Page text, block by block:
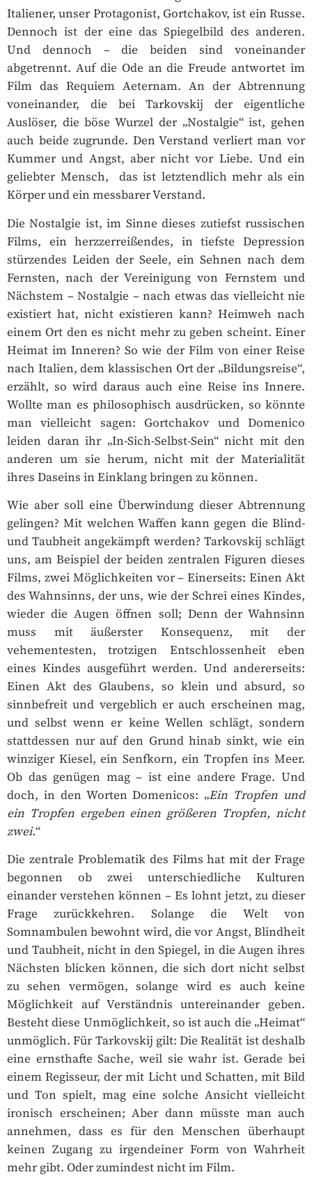
Italiener, unser Protagonist, Gortchakov, ist ein Russe.
Dennoch ist der eine das Spiegelbild des anderen.
Und dennoch – die beiden sind voneinander
abgetrennt. Auf die Ode an die Freude antwortet im
Film das Requiem Aeternam. An der Abtrennung
voneinander, die bei Tarkovskij der eigentliche
Auslöser, die böse Wurzel der „Nostalgie“ ist, gehen
auch beide zugrunde. Den Verstand verliert man vor
Kummer und Angst, aber nicht vor Liebe. Und ein
geliebter Mensch, das ist letztendlich mehr als ein
Körper und ein messbarer Verstand.
Die Nostalgie ist, im Sinne dieses zutiefst russischen
Films, ein herzzerreißendes, in tiefste Depression
stürzendes Leiden der Seele, ein Sehnen nach dem
Fernsten, nach der Vereinigung von Fernstem und
Nächstem – Nostalgie – nach etwas das vielleicht nie
existiert hat, nicht existieren kann? Heimweh nach
einem Ort den es nicht mehr zu geben scheint. Einer
Heimat im Inneren? So wie der Film von einer Reise
nach Italien, dem klassischen Ort der „Bildungsreise“,
erzählt, so wird daraus auch eine Reise ins Innere.
Wollte man es philosophisch ausdrücken, so könnte
man vielleicht sagen: Gortchakov und Domenico
leiden daran ihr „In-Sich-Selbst-Sein“ nicht mit den
anderen um sie herum, nicht mit der Materialität
ihres Daseins in Einklang bringen zu können.
Wie aber soll eine Überwindung dieser Abtrennung
gelingen? Mit welchen Waffen kann gegen die Blind-
und Taubheit angekämpft werden? Tarkovskij schlägt
uns, am Beispiel der beiden zentralen Figuren dieses
Films, zwei Möglichkeiten vor – Einerseits: Einen Akt
des Wahnsinns, der uns, wie der Schrei eines Kindes,
wieder die Augen öffnen soll; Denn der Wahnsinn
muss mit äußerster Konsequenz, mit der
vehementesten, trotzigen Entschlossenheit eben
eines Kindes ausgeführt werden. Und andererseits:
Einen Akt des Glaubens, so klein und absurd, so
sinnbefreit und vergeblich er auch erscheinen mag,
und selbst wenn er keine Wellen schlägt, sondern
stattdessen nur auf den Grund hinab sinkt, wie ein
winziger Kiesel, ein Senfkorn, ein Tropfen ins Meer.
Ob das genügen mag – ist eine andere Frage. Und
doch, in den Worten Domenicos: „Ein Tropfen und
ein Tropfen ergeben einen größeren Tropfen, nicht
zwei.“
Die zentrale Problematik des Films hat mit der Frage
begonnen ob zwei unterschiedliche Kulturen
einander verstehen können – Es lohnt jetzt, zu dieser
Frage zurückkehren. Solange die Welt von
Somnambulen bewohnt wird, die vor Angst, Blindheit
und Taubheit, nicht in den Spiegel, in die Augen ihres
Nächsten blicken können, die sich dort nicht selbst
zu sehen vermögen, solange wird es auch keine
Möglichkeit auf Verständnis untereinander geben.
Besteht diese Unmöglichkeit, so ist auch die „Heimat“
unmöglich. Für Tarkovskij gilt: Die Realität ist deshalb
eine ernsthafte Sache, weil sie wahr ist. Gerade bei
einem Regisseur, der mit Licht und Schatten, mit Bild
und Ton spielt, mag eine solche Ansicht vielleicht
ironisch erscheinen; Aber dann müsste man auch
annehmen, dass es für den Menschen überhaupt
keinen Zugang zu irgendeiner Form von Wahrheit
mehr gibt. Oder zumindest nicht im Film.